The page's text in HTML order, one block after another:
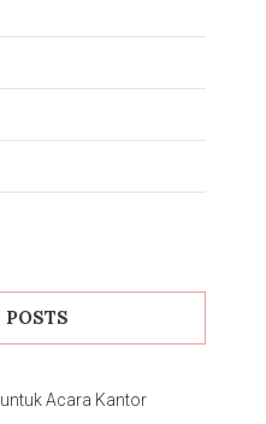
POSTS
Acara Kantor